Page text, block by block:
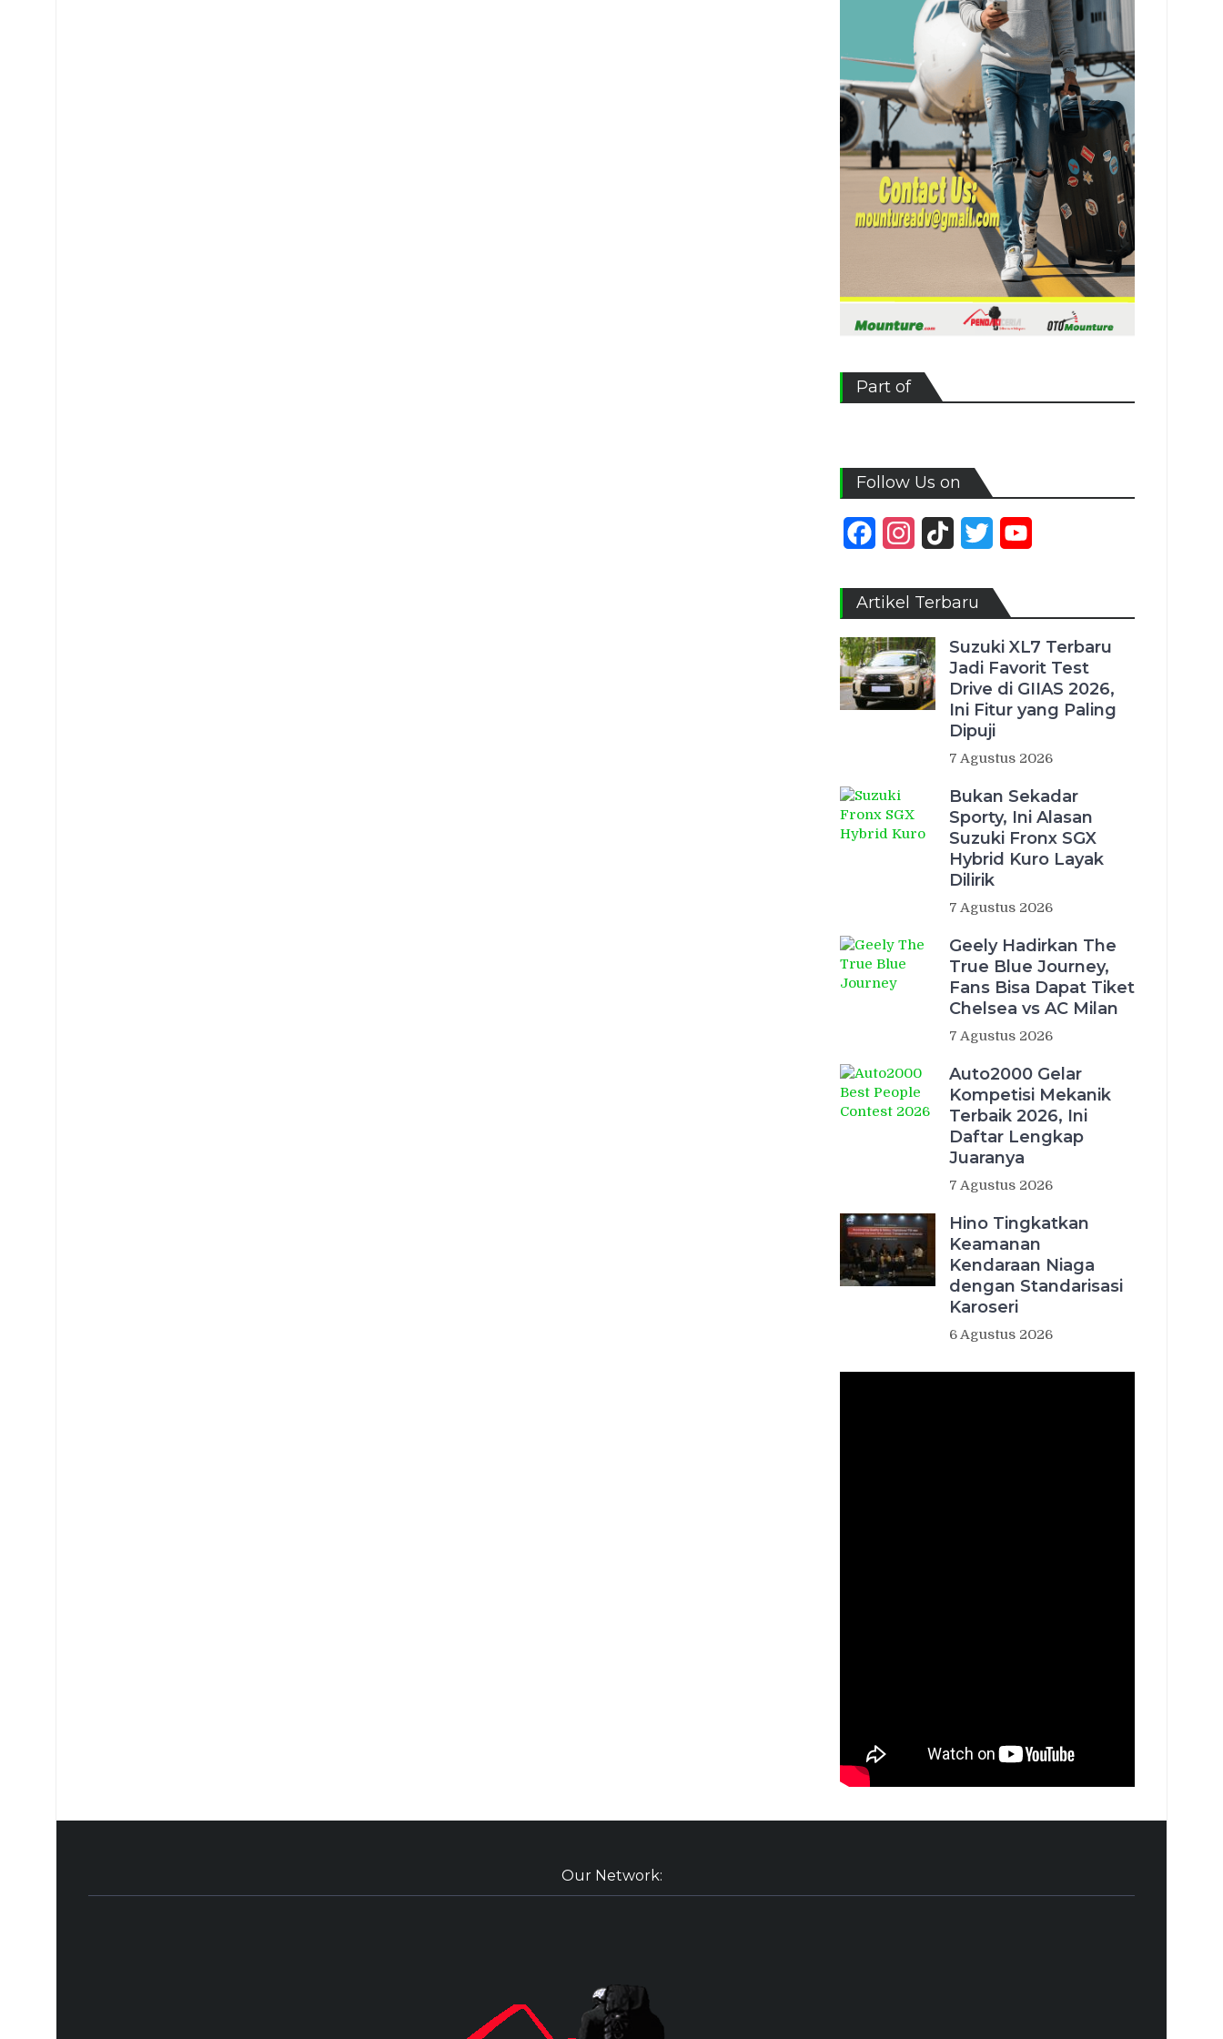
Part of
Follow Us on
FacebookInstagram
TikTok Twitter
Artikel Terbaru
Suzuki XL7 Terbaru
Jadi Favorit Test
Drive di GIIAS 2026,
Ini Fitur yang Paling
Dipuji
7 Agustus 2026
Bukan Sekadar
Sporty, Ini Alasan
Suzuki Fronx SGX
Hybrid Kuro Layak
Dilirik
7 Agustus 2026
Geely Hadirkan The
True Blue Journey,
Fans Bisa Dapat Tiket
Chelsea vs AC Milan
7 Agustus 2026
Auto2000 Gelar
Kompetisi Mekanik
Terbaik 2026, Ini
Daftar Lengkap
Juaranya
7 Agustus 2026
Hino Tingkatkan
Keamanan
Kendaraan Niaga
dengan Standarisasi
Karoseri
6 Agustus 2026
Our Network: